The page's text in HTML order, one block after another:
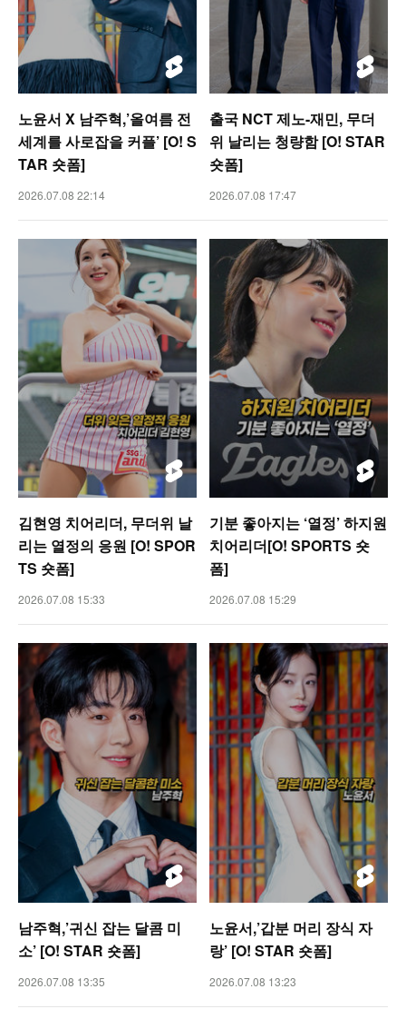
노윤서 X 남주혁,’올여름 전
세계를 사로잡을 커플’ [O! S
TAR 숏폼]
2026.07.08 22:14
출국 NCT 제노-재민, 무더
위 날리는 청량함 [O! STAR
숏폼]
2026.07.08 17:47
김현영 치어리더, 무더위 날
리는 열정의 응원 [O! SPOR
TS 숏폼]
2026.07.08 15:33
기분 좋아지는 ‘열정’ 하지원
치어리더[O! SPORTS 숏
폼]
2026.07.08 15:29
남주혁,’귀신 잡는 달콤 미
소’ [O! STAR 숏폼]
2026.07.08 13:35
노윤서,’갑분 머리 장식 자
랑’ [O! STAR 숏폼]
2026.07.08 13:23